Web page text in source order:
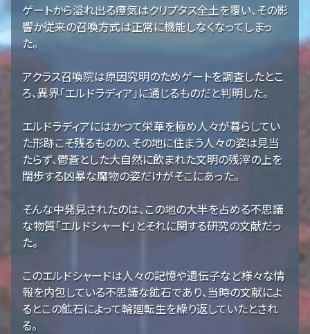
ゲートから溢れ出る瘴気はクリプタス全土を覆い、その影
響か従来の召喚方式は正常に機能しなくなってしまっ
た。
アクラス召喚院は原因究明のためゲートを調査したとこ
ろ、異界「エルドラディア」に通じるものだと判明した。
エルドラディアにはかつて栄華を極め人々が暮らしてい
た形跡こそ残るものの、その地に住まう人々の姿は見当
たらず、鬱蒼とした大自然に飲まれた文明の残滓の上を
闊歩する凶暴な魔物の姿だけがそこにあった。
そんな中発見されたのは、この地の大半を占める不思議
な物質「エルドシャード」とそれに関する研究の文献だっ
た。
このエルドシャードは人々の記憶や遺伝子など様々な情
報を内包している不思議な鉱石であり、当時の文献によ
るとこの鉱石によって輪廻転生を繰り返していたとされ
る。